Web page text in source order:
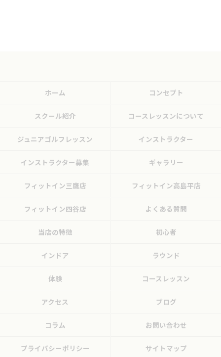
ホーム コンセプト
スクール紹介 コースレッスンについて
ジュニアゴルフレッスン インストラクター
インストラクター募集 ギャラリー
フィットイン三鷹店 フィットイン高島平店
フィットイン四谷店 よくある質問
当店の特徴 初心者
インドア ラウンド
体験 コースレッスン
アクセス ブログ
コラム お問い合わせ
プライバシーポリシー サイトマップ